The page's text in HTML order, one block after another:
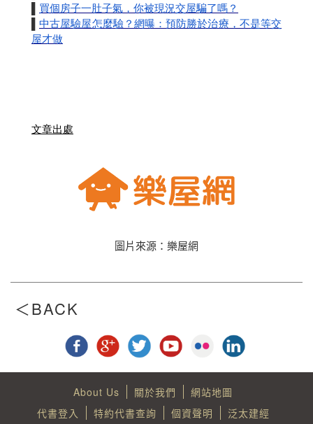
買個房子一肚子氣，你被現況交屋騙了嗎？
中古屋驗屋怎麼驗？網曝：預防勝於治療，不是等交
屋才做
文章出處
圖片來源：樂屋網
About Us 關於我們
網站地圖
代書登入
特約代書查詢 個資聲明 泛太建經